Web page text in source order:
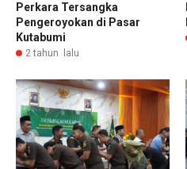
Perkara Tersangka
Pengeroyokan di Pasar
Kutabumi
2 tahun lalu